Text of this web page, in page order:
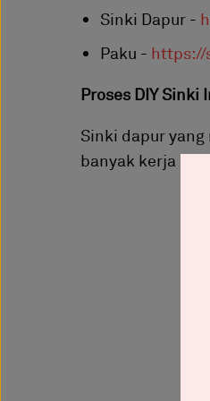
Sinki Dapur -
Paku - https://
Proses DIY Sinki
Sinki dapur
banyak kerja